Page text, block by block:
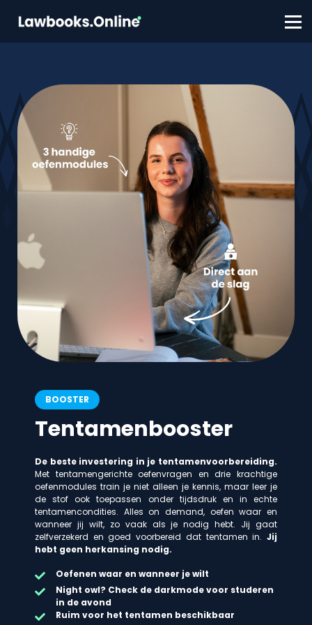
FAQ
Contact
BOOSTER
Tentamenbooster
De beste investering in je tentamenvoorbereiding.
Met tentamengerichte oefenvragen en drie krachtige
oefenmodules train je niet alleen je kennis, maar leer je
de stof ook toepassen onder tijdsdruk en in echte
tentamencondities. Alles on demand, oefen waar en
wanneer jij wilt, zo vaak als je nodig hebt. Jij gaat
zelfverzekerd en goed voorbereid dat tentamen in. Jij
hebt geen herkansing nodig.
Oefenen waar en wanneer je wilt
Night owl? Check de darkmode voor studeren
in de avond
Ruim voor het tentamen beschikbaar